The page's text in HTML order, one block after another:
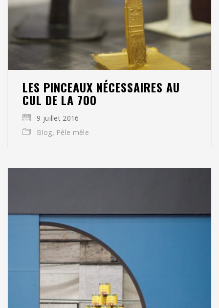
LES PINCEAUX NÉCESSAIRES AU
CUL DE LA 700
9 juillet 2016
Blog, Pêle mêle